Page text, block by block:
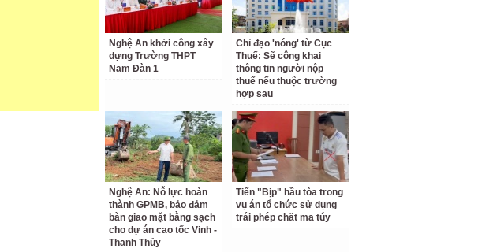
Nghệ An khởi công xây
dựng Trường THPT
Nam Đàn 1
Chỉ đạo 'nóng' từ Cục
Thuế: Sẽ công khai
thông tin người nộp
thuế nếu thuộc trường
hợp sau
Nghệ An: Nỗ lực hoàn
thành GPMB, bảo đảm
bàn giao mặt bằng sạch
cho dự án cao tốc Vinh -
Thanh Thủy
Tiến "Bịp" hầu tòa trong
vụ án tổ chức sử dụng
trái phép chất ma túy